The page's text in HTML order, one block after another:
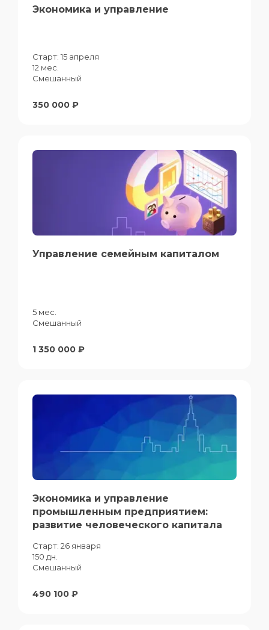
Экономика и управление
Старт: 15 апреля
12 мес.
Смешанный
350 000 ₽
Управление семейным капиталом
5 мес.
Смешанный
1 350 000 ₽
Экономика и управление
промышленным предприятием:
развитие человеческого капитала
Старт: 26 января
150 дн.
Смешанный
490 100 ₽